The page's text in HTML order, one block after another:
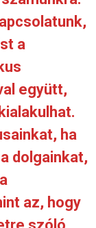
a
együtt,
ha
dolgainkat,
az, hogy